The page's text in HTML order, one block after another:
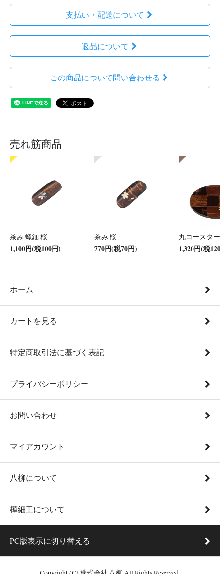
支払い・配送について
返品について
この商品について問い合わせる
売れ筋商品
茶み 螺鈿 桜
1,100円(税100円)
茶み 桜
770円(税70円)
丸コースタ
1,320円(税
ホーム
カートを見る
特定商取引法に基づく表記
プライバシーポリシー
お問い合わせ
マイアカウント
八柳について
樺細工について
PC版表示に切り替える